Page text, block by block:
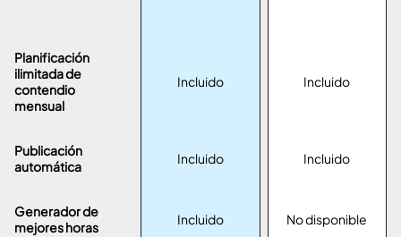
Planificación
ilimitada de
contendio
mensual
Incluido Incluido
Publicación
automática
Incluido Incluido
Generador de
mejores horas
Incluido No disponible